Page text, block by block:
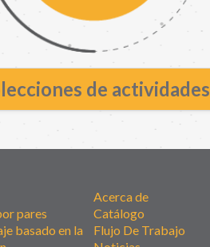
de actividades
pares
basado en la
Acerca de
Catálogo
Flujo De Trabajo